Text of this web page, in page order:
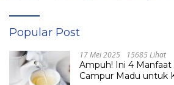
Popular Post
17 Mei 2025 15685 Lihat
Ampuh! Ini 4
Campur Madu untuk